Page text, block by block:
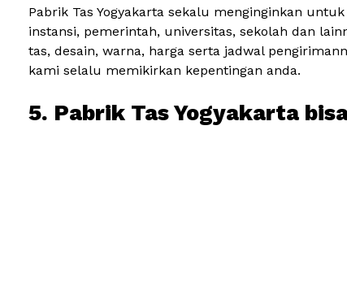
Pabrik Tas Yogyakarta sekalu menginginkan
instansi, pemerintah, universitas, sekolah dan
tas, desain, warna, harga serta jadwal
kami selalu memikirkan kepentingan anda.
5. Pabrik Tas Yogyakarta